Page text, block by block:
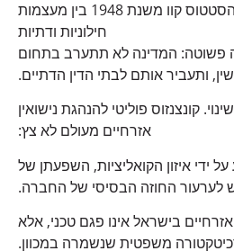
ועוגנה בהסכם הסטטוס קוו משנת 1948 בין מעצמות
חילוניות ודתיות
המדינה לא תתערב בתחום
ותעביר אותם לבתי הדין הדתיים.
קונצנזוס פוליטי להנהגת נישואין
אזרחיים מעולם לא צץ:
ידי איזון הקואליציות, השפעתן של
החוזה הבסיסי של החברה.
בישראל אינו פגם טכני, אלא
משפטית שנשמרה במכוון.